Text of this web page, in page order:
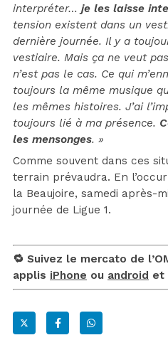
interpréter… je les laisse
tension existent dans un
dernière journée. Il y a
vestiaire. Mais ça ne veut
n’est pas le cas. Ce qui
toujours la même musique
les mêmes histoires. J’ai
toujours lié à ma présence.
les mensonges. »
Comme souvent dans ces
terrain prévaudra. En
la Beaujoire, samedi après-
journée de Ligue 1.
🔁 Suivez le mercato de
applis iPhone ou android et